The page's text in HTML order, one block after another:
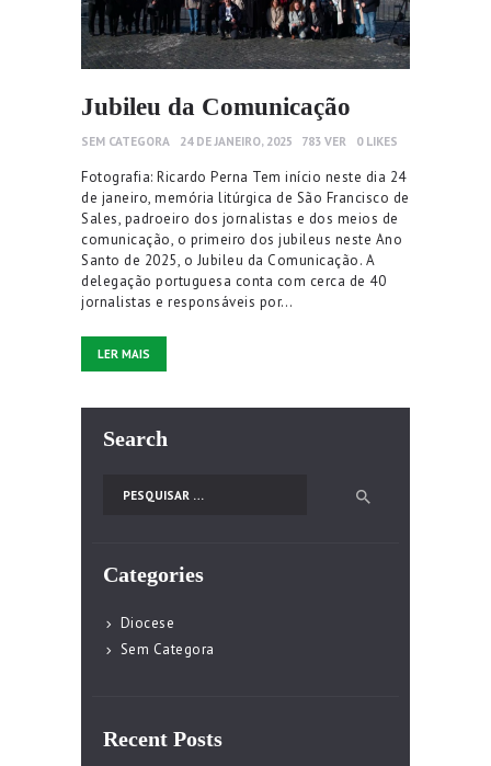
Jubileu da Comunicação
SEM CATEGORA 24 DE JANEIRO, 2025 783 VER 0 LIKES
Fotografia: Ricardo Perna Tem início neste dia 24
de janeiro, memória litúrgica de São Francisco de
Sales, padroeiro dos jornalistas e dos meios de
comunicação, o primeiro dos jubileus neste Ano
Santo de 2025, o Jubileu da Comunicação. A
delegação portuguesa conta com cerca de 40
jornalistas e responsáveis por…
LER MAIS
Search
Categories
Diocese
Sem Categora
Recent Posts